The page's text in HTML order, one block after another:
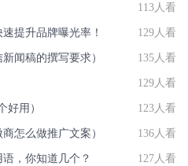
113人看
提升品牌曝光率！ 129人看
闻稿的撰写要求） 135人看
129人看
好用） 123人看
怎么做推广文案） 136人看
，你知道几个？ 127人看